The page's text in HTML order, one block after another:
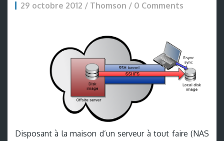
29 octobre 2012 / Thomson / 0 Comments
Disposant à la maison d’un serveur à tout faire (NAS